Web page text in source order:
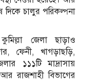
দিকে চালুর পরিকল্পনা
কুমিল্লা জেলা ছাড়াও
ফেনী, খাগড়াছড়ি,
১১১টি মাদ্রাসায়
রাজশাহী বিভাগের